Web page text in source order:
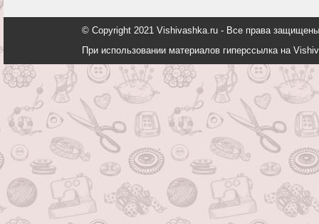
© Copyright 2021 Vishivashka.ru - Все права
При использовании материалов гиперссылка на